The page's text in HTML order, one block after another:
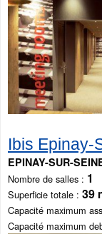
Ibis Epinay-
EPINAY-SUR-
Nombre de salles 1
Superficie totale 39
Capacité maximum
Capacité maximum